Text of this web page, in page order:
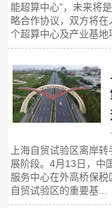
能超算中心”，未来将
略合作协议，双方将
个超算中心及产业基地
上海自贸试验区离岸
展阶段。4月13日，中
服务中心在外高桥保
自贸试验区的重要基...